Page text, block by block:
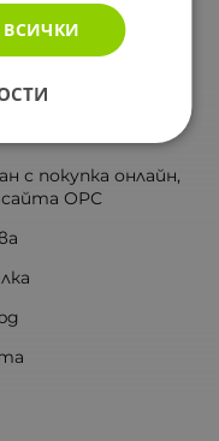
с покупка онлайн,
ОРС
ВСИЧКИ